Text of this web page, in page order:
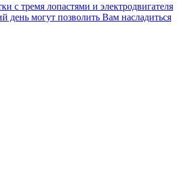
с тремя лопастями и электродвигателя
могут позволить Вам насладиться